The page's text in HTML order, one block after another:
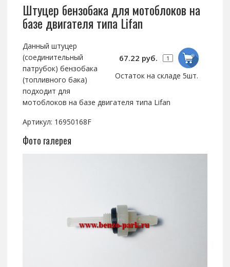
Штуцер бензобака для мотоблоков на
базе двигателя типа Lifan
67.22 руб.
Остаток на складе 5шт.
Данный штуцер
(соединительный
патрубок) бензобака
(топливного бака)
подходит для
мотоблоков на базе двигателя типа Lifan
Артикул: 16950168F
Фото галерея